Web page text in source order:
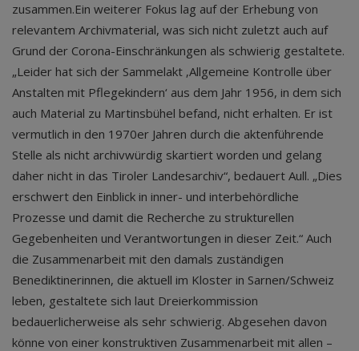
zusammen.Ein weiterer Fokus lag auf der Erhebung von
relevantem Archivmaterial, was sich nicht zuletzt auch auf
Grund der Corona-Einschränkungen als schwierig gestaltete.
„Leider hat sich der Sammelakt ‚Allgemeine Kontrolle über
Anstalten mit Pflegekindern‘ aus dem Jahr 1956, in dem sich
auch Material zu Martinsbühel befand, nicht erhalten. Er ist
vermutlich in den 1970er Jahren durch die aktenführende
Stelle als nicht archivwürdig skartiert worden und gelang
daher nicht in das Tiroler Landesarchiv“, bedauert Aull. „Dies
erschwert den Einblick in inner- und interbehördliche
Prozesse und damit die Recherche zu strukturellen
Gegebenheiten und Verantwortungen in dieser Zeit.“ Auch
die Zusammenarbeit mit den damals zuständigen
Benediktinerinnen, die aktuell im Kloster in Sarnen/Schweiz
leben, gestaltete sich laut Dreierkommission
bedauerlicherweise als sehr schwierig. Abgesehen davon
könne von einer konstruktiven Zusammenarbeit mit allen –